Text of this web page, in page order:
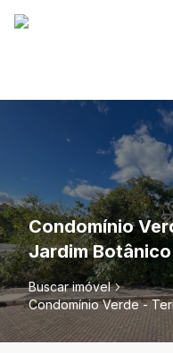
Condomínio
Jardim Botânico
Buscar imóvel
Condomínio Verde -